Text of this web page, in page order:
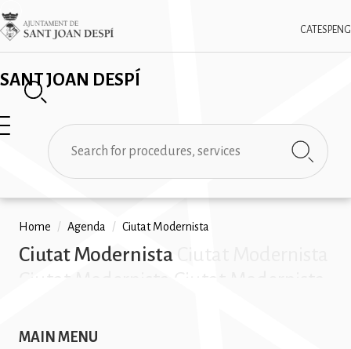
Skip
to
main
SANT JOAN DESPÍ
CAT ESPENG
Imatge
✕
Search
MAIN MENU
Breadcrumb
Home / Agenda / Ciutat Modernista
Ciutat Modernista
Ciutat Modernista Ciutat Modernista